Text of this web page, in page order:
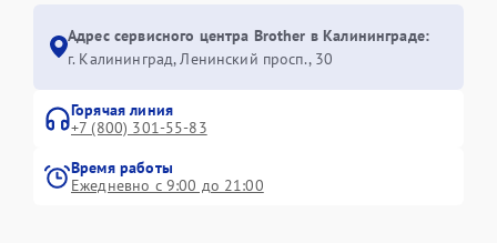
Адрес сервисного центра Brother в Калининграде:
г. Калининград, Ленинский просп., 30
Горячая линия
+7 (800) 301-55-83
Время работы
Ежедневно с 9:00 до 21:00